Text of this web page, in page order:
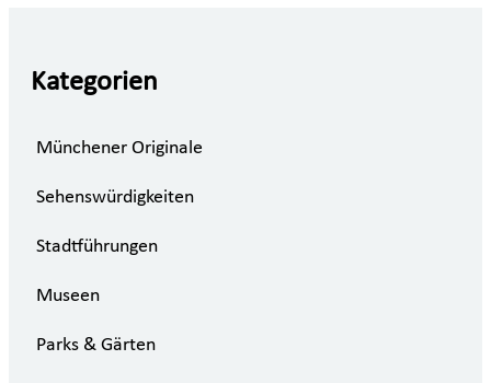
Kategorien
Münchener Originale
Sehenswürdigkeiten
Stadtführungen
Museen
Parks & Gärten